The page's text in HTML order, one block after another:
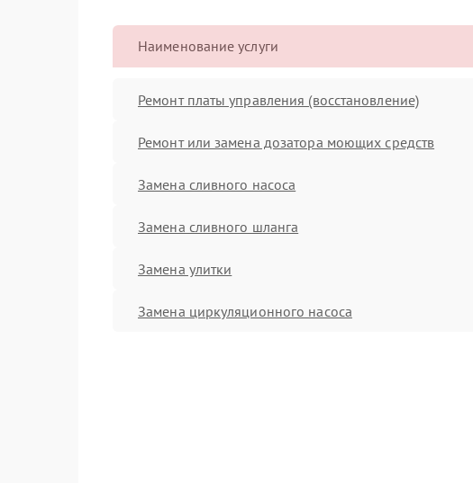
Наименование услуги
Ремонт платы управления (восстановление)
Ремонт или замена дозатора моющих средств
Замена сливного насоса
Замена сливного шланга
Замена улитки
Замена циркуляционного насоса